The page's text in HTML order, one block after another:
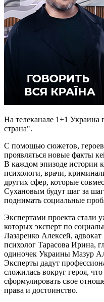
На телеканале 1+1 Украина
страна".
С помощью сюжетов, героев
проявляться новые факты
В каждом эпизоде истории
психологи, врачи,
других сфер, которые
Сухановым будут шаг за
поднимать социальные
Экспертами проекта стали
которых эксперт по
Лазаренко Алексей,
психолог Тарасова Ирина,
одиночек Украины Мазур
Эксперты дадут
сложилась вокруг героя,
сформулировать свое
права и достоинство.